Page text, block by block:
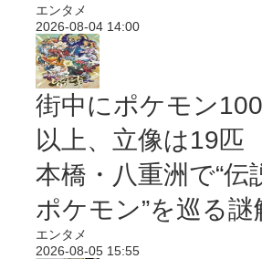
エンタメ
2026-08-04 14:00
街中にポケモン
以上、立像は19匹
本橋・八重洲で“伝
ポケモン”を巡る謎
エンタメ
2026-08-05 15:55